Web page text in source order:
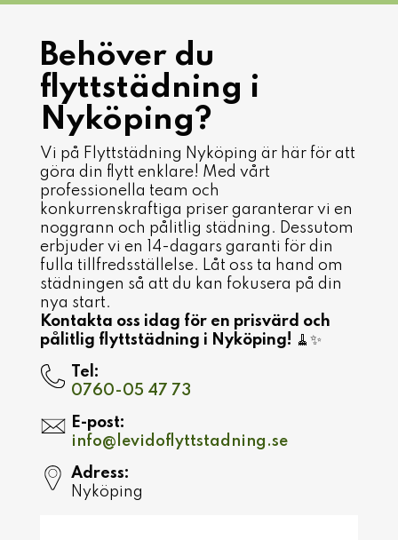
Behöver du
flyttstädning i
Nyköping?
Vi på Flyttstädning Nyköping är här för att
göra din flytt enklare! Med vårt
professionella team och
konkurrenskraftiga priser garanterar vi en
noggrann och pålitlig städning. Dessutom
erbjuder vi en 14-dagars garanti för din
fulla tillfredsställelse. Låt oss ta hand om
städningen så att du kan fokusera på din
nya start.
Kontakta oss idag för en prisvärd och
pålitlig flyttstädning i Nyköping! 🧹✨
Tel:
0760-05 47 73
E-post:
info@levidoflyttstadning.se
Adress:
Nyköping